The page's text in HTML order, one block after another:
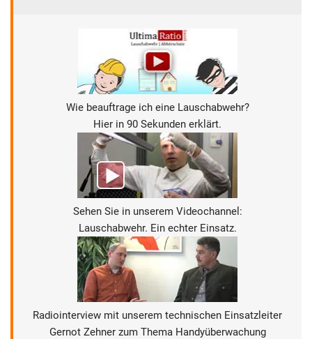
Wie beauftrage ich eine Lauschabwehr?
Hier in 90 Sekunden erklärt.
Sehen Sie in unserem Videochannel:
Lauschabwehr. Ein echter Einsatz.
Radiointerview mit unserem technischen Einsatzleiter
Gernot Zehner zum Thema Handyüberwachung